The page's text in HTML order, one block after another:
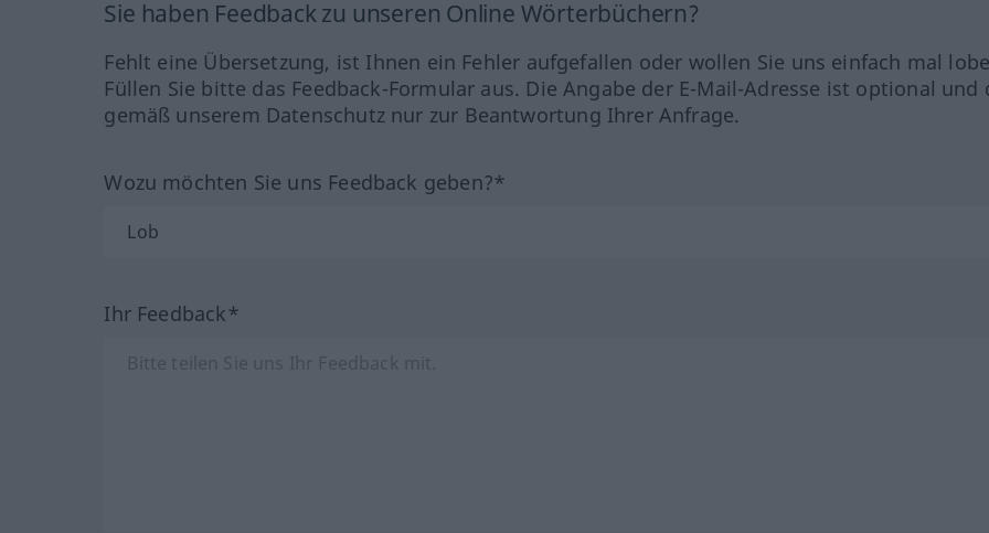
Sie haben Feedback zu unseren Online Wörterbüchern?
Fehlt eine Übersetzung, ist Ihnen ein Fehler aufgefallen oder wollen Sie uns einfach mal
Füllen Sie bitte das Feedback-Formular aus. Die Angabe der E-Mail-Adresse ist optional und
gemäß unserem Datenschutz nur zur Beantwortung Ihrer Anfrage.
Wozu möchten Sie uns Feedback geben?*
Ihr Feedback*